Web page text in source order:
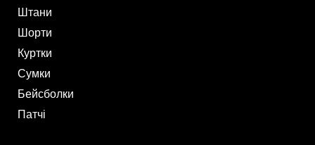
Штани
Шорти
Куртки
Сумки
Бейсболки
Патчі